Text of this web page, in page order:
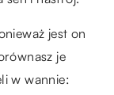
jest on
je
w wannie: